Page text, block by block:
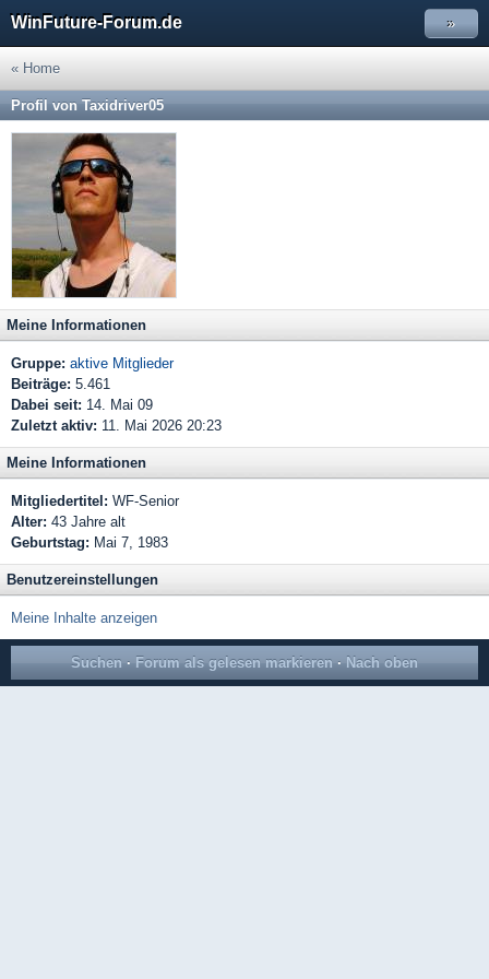
WinFuture-Forum.de »
« Home
Profil von Taxidriver05
Meine Informationen
Gruppe: aktive Mitglieder
Beiträge: 5.461
Dabei seit: 14. Mai 09
Zuletzt aktiv: 11. Mai 2026 20:23
Meine Informationen
Mitgliedertitel: WF-Senior
Alter: 43 Jahre alt
Geburtstag: Mai 7, 1983
Benutzereinstellungen
Meine Inhalte anzeigen
Suchen · Forum als gelesen markieren · Nach oben